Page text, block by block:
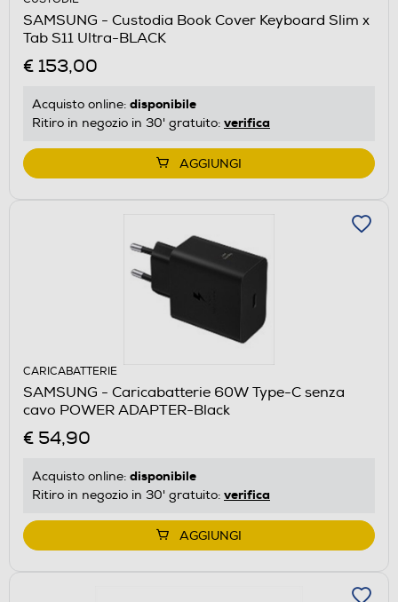
SAMSUNG - Custodia Book Cover Keyboard Slim x
Tab S11 Ultra-BLACK
€ 153,00
Acquisto online: disponibile
Ritiro in negozio in 30' gratuito: verifica
AGGIUNGI
CARICABATTERIE
SAMSUNG - Caricabatterie 60W Type-C senza
cavo POWER ADAPTER-Black
€ 54,90
Acquisto online: disponibile
Ritiro in negozio in 30' gratuito: verifica
AGGIUNGI